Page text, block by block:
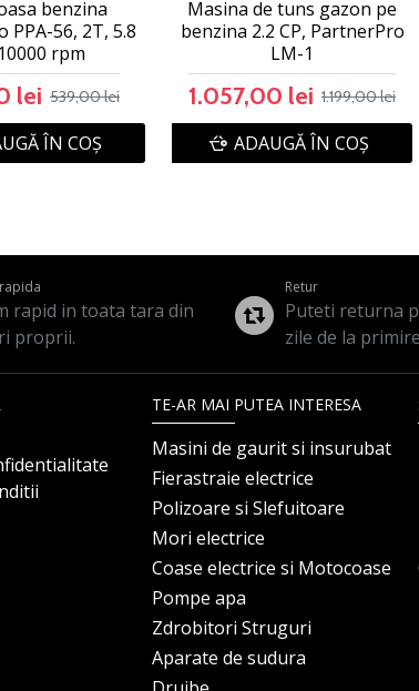
benzina
PPA-56, 2T, 5.8
rpm
lei 539,00 lei
ÎN COŞ
Masina de tuns gazon pe
benzina 2.2 CP, PartnerPro
LM-1
1.057,00 lei 1.199,00 lei
ADAUGĂ ÎN COŞ
rapid in toata tara din
proprii.
Retur
Puteti returna
zile de la
TE-AR MAI PUTEA INTERESA
Masini de gaurit si insurubat
Fierastraie electrice
Polizoare si Slefuitoare
Mori electrice
Coase electrice si Motocoase
Pompe apa
Zdrobitori Struguri
Aparate de sudura